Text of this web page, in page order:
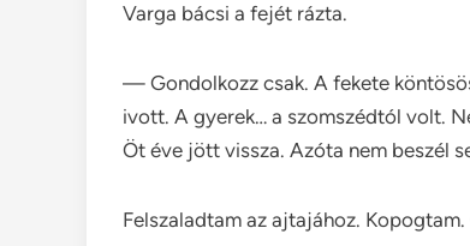
Varga bácsi a fejét rázta.
— Gondolkozz csak. A fekete
ivott. A gyerek… a szomszédtól volt.
Öt éve jött vissza. Azóta nem beszél
Felszaladtam az ajtajához.